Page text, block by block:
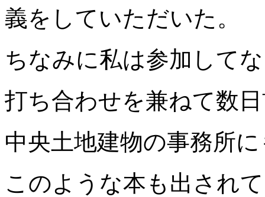
義をしていただいた。
ちなみに私は参加して
打ち合わせを兼ねて数
中央土地建物の事務所
このような本も出され